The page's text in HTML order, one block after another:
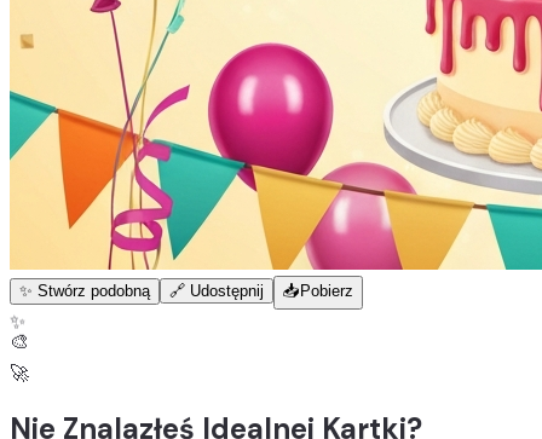
✨ Stwórz podobną 🔗 Udostępnij 📥 Pobierz
✨
🎨
🚀
Nie Znalazłeś Idealnej Kartki?